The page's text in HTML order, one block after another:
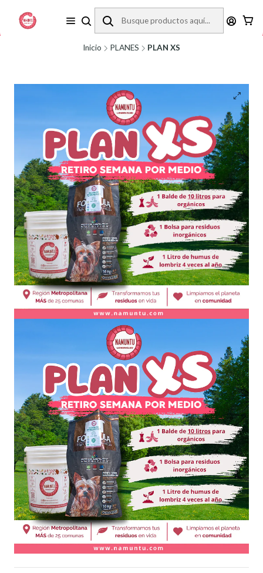
REVISA LA ZONA DE COBERTURA ANTES DE COMPRAR.
Inicio PLANES PLAN XS